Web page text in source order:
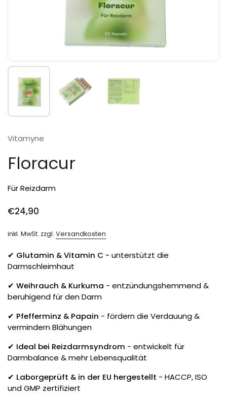
Vitamyne
Floracur
Für Reizdarm
Preis:
€24,90
inkl. MwSt. zzgl. Versandkosten
✔ Glutamin & Vitamin C - unterstützt die
Darmschleimhaut
✔ Weihrauch & Kurkuma - entzündungshemmend &
beruhigend für den Darm
✔ Pfefferminz & Papain - fördern die Verdauung &
vermindern Blähungen
✔ Ideal bei Reizdarmsyndrom - entwickelt für
Darmbalance & mehr Lebensqualität
✔ Laborgeprüft & in der EU hergestellt - HACCP, ISO
und GMP zertifiziert